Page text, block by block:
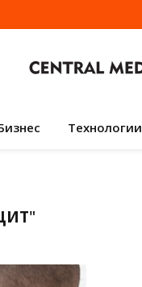
Технологии
"